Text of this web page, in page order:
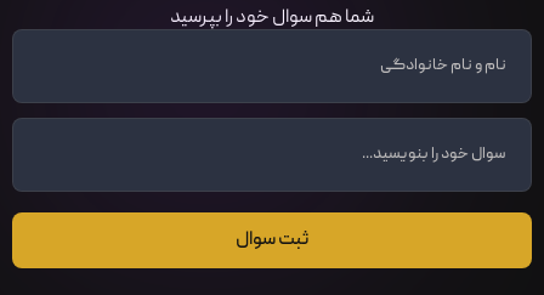
شما هم سوال خود را بپرسید
ثبت سوال